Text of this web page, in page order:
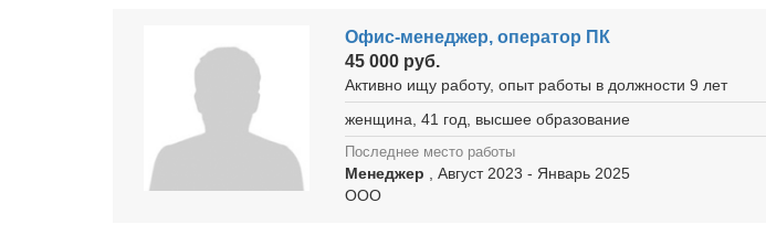
Офис-менеджер, оператор ПК
45 000 руб.
Активно ищу работу, опыт работы в должности 9 лет
женщина, 41 год, высшее образование
Последнее место работы
Менеджер
, Август 2023 - Январь 2025
ООО